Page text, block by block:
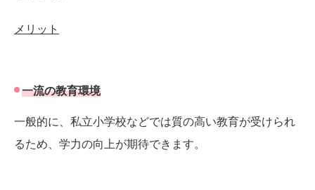
メリット
一流の教育環境
一般的に、私立小学校などでは質の高い教育が受けられ
るため、学力の向上が期待できます。